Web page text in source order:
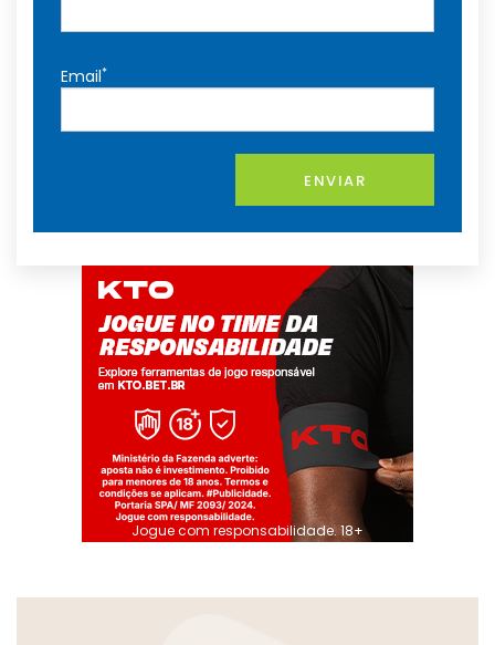
Email*
ENVIAR
Jogue com responsabilidade. 18+